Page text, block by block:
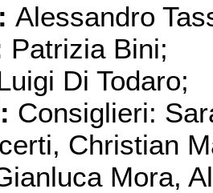
Alessandro
Patrizia Bini;
Di Todaro;
Consiglieri:
Christian
Mora,